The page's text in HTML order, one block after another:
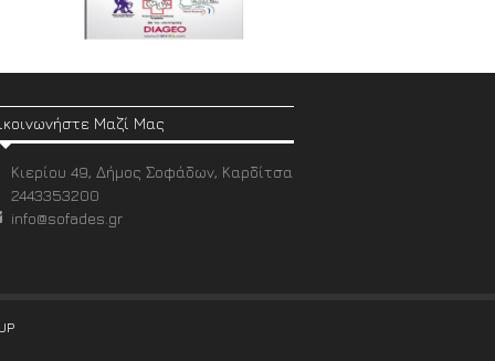
Μαζί Μας
Κιερίου 49, Δήμος Σοφάδων, Καρδίτσα
2443353200
info@sofades.gr